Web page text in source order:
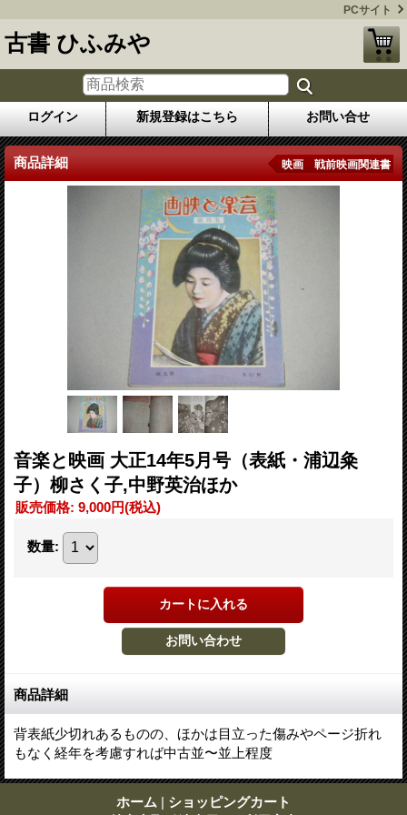
PCサイト
古書 ひふみや
ログイン 新規登録はこちら お問い合せ
商品詳細 映画 戦前映画関連書
音楽と映画 大正14年5月号（表紙・浦辺粂
子）柳さく子,中野英治ほか
販売価格: 9,000円(税込)
数量:
商品詳細
背表紙少切れあるものの、ほかは目立った傷みやページ折れ
もなく経年を考慮すれば中古並〜並上程度
ホーム | ショッピングカート